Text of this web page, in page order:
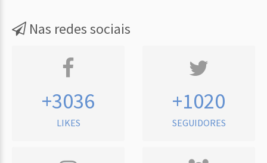
Nas redes sociais
+3036
LIKES
+1020
SEGUIDORES